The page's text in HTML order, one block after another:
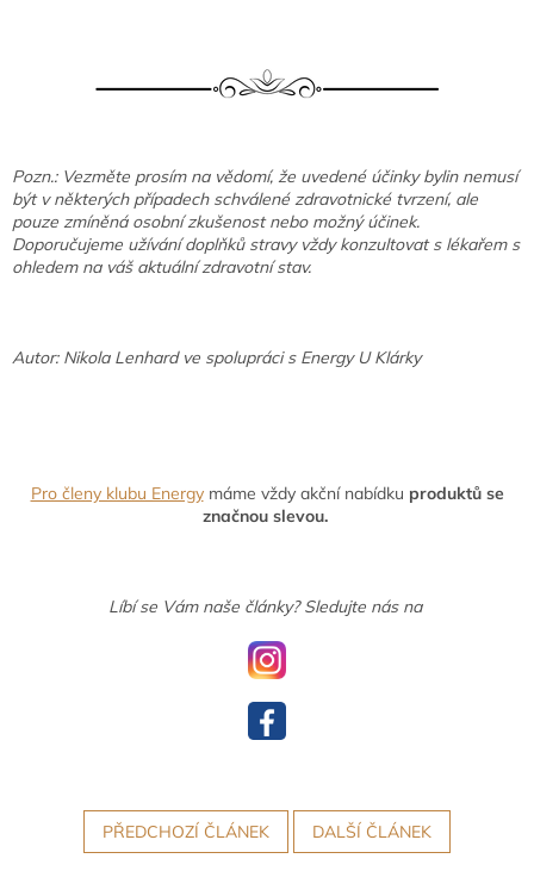
Pozn.: Vezměte prosím na vědomí, že uvedené účinky bylin nemusí
být v některých případech schválené zdravotnické tvrzení, ale
pouze zmíněná osobní zkušenost nebo možný účinek.
Doporučujeme užívání doplňků stravy vždy konzultovat s lékařem s
ohledem na váš aktuální zdravotní stav.
Autor: Nikola Lenhard ve spolupráci s Energy U Klárky
Pro členy klubu Energymáme vždy akční nabídku produktů se
značnou slevou.
Líbí se Vám naše články? Sledujte nás na
PŘEDCHOZÍ ČLÁNEK DALŠÍ ČLÁNEK